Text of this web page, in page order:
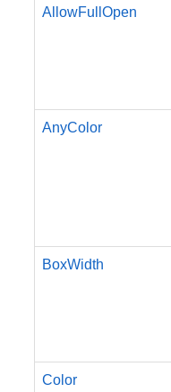
AllowFullOpen
AnyColor
BoxWidth
Color